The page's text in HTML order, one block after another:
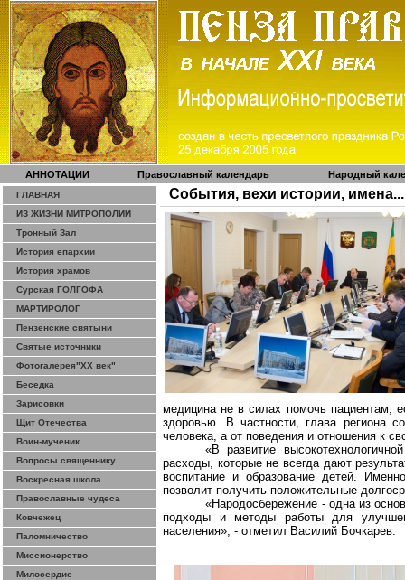
АННОТАЦИИ Православный календарь Народный
ГЛАВНАЯ
ИЗ ЖИЗНИ МИТРОПОЛИИ
Тронный Зал
История епархии
История храмов
Сурская ГОЛГОФА
МАРТИРОЛОГ
Пензенские святыни
Святые источники
Фотогалерея"ХХ век"
Беседка
Зарисовки
Щит Отечества
Воин-мученик
Вопросы священнику
Воскресная школа
Православные чудеса
Ковчежец
Паломничество
Миссионерство
Милосердие
События, вехи истории, имена...
медицина не в силах помочь пациентам,
здоровью. В частности, глава региона
человека, а от поведения и отношения к
«В развитие
расходы, которые не всегда дают
воспитание и образование детей.
позволит получить положительные
«Народосбережение - одна из
подходы и методы работы для
населения», - отметил Василий Бочкарев.